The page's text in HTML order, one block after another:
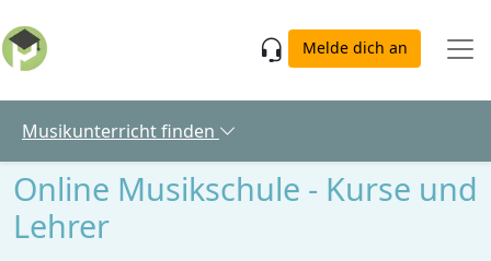
Melde dich an
Musikunterricht finden
Online Musikschule - Kurse und
Lehrer